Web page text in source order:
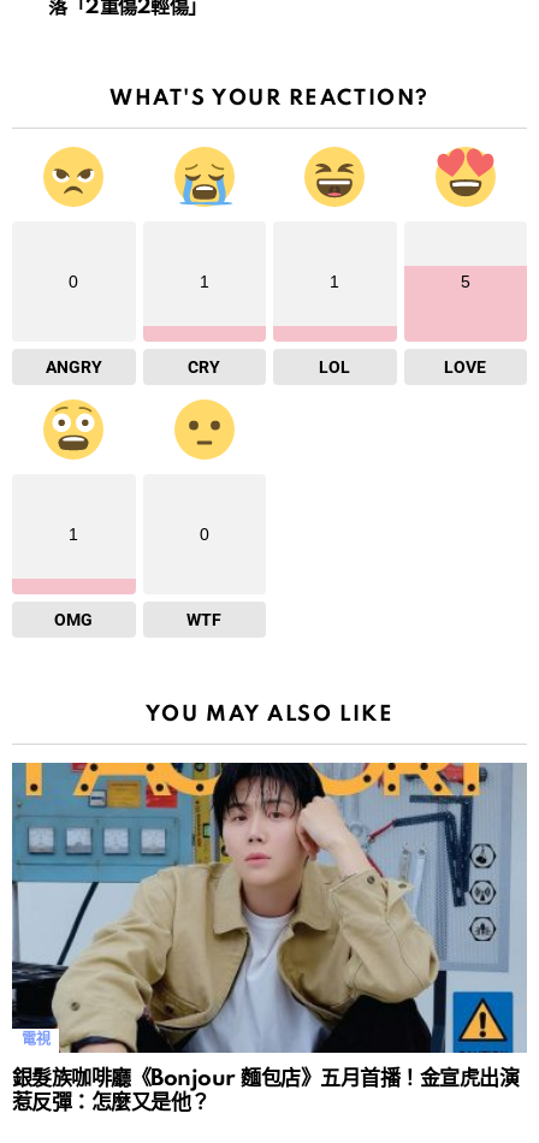
落「2重傷2輕傷」
WHAT'S YOUR REACTION?
0
ANGRY
1
CRY
1
LOL
5
LOVE
1
OMG
0
WTF
YOU MAY ALSO LIKE
電視
銀髮族咖啡廳《Bonjour 麵包店》五月首播！金宣虎出演
惹反彈：怎麼又是他？